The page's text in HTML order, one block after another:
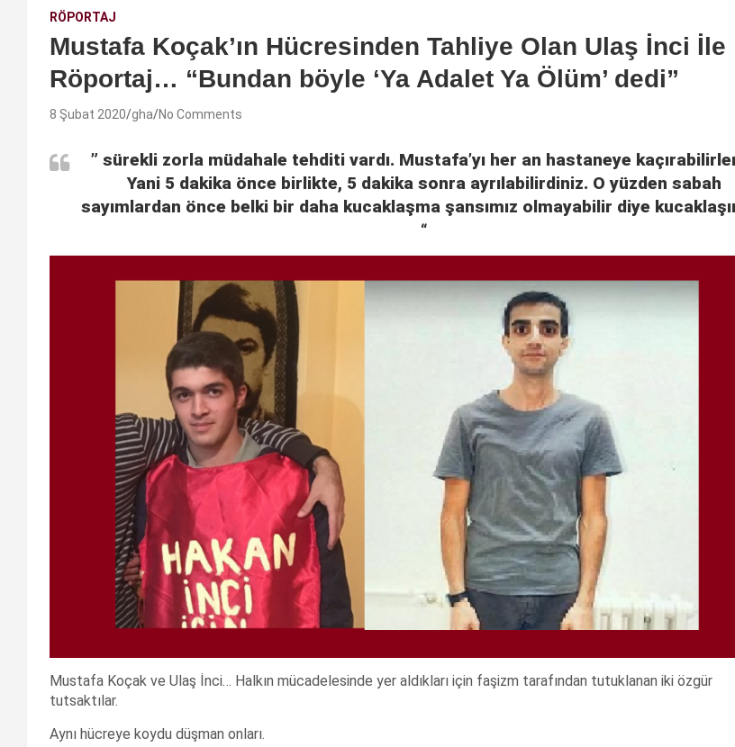
RÖPORTAJ
Mustafa Koçak’ın Hücresinden Tahliye Olan Ulaş İnci İle
Röportaj… “Bundan böyle ‘Ya Adalet Ya Ölüm’ dedi”
8 Şubat 2020 gha No Comments
” sürekli zorla müdahale tehditi vardı. Mustafa’yı her an hastaneye
Yani 5 dakika önce birlikte, 5 dakika sonra ayrılabilirdiniz. O yüzden sabah
sayımlardan önce belki bir daha kucaklaşma şansımız olmayabilir diye
“
Mustafa Koçak ve Ulaş İnci… Halkın mücadelesinde yer aldıkları için faşizm tarafından tutuklanan iki özgür
tutsaktılar.
Aynı hücreye koydu düşman onları.